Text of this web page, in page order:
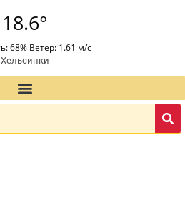
18.6°
68% Ветер: 1.61 м/с
Хельсинки